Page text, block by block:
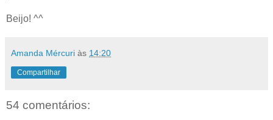
Beijo! ^^
Amanda Mércuri às 14:20
Compartilhar
54 comentários: